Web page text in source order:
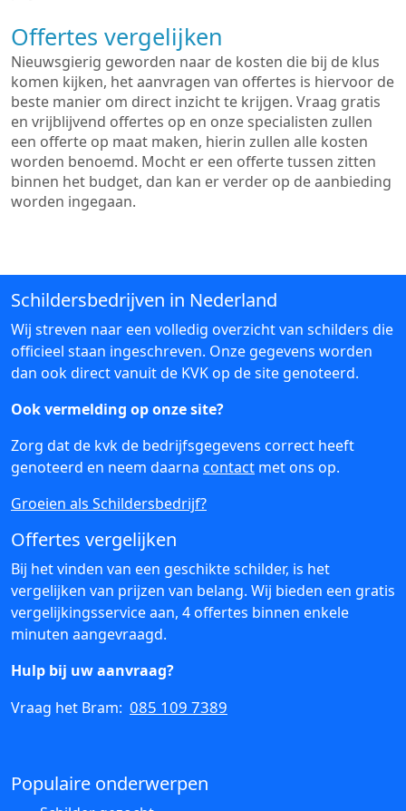
Offertes vergelijken
Nieuwsgierig geworden naar de kosten die bij de klus
komen kijken, het aanvragen van offertes is hiervoor de
beste manier om direct inzicht te krijgen. Vraag gratis
en vrijblijvend offertes op en onze specialisten zullen
een offerte op maat maken, hierin zullen alle kosten
worden benoemd. Mocht er een offerte tussen zitten
binnen het budget, dan kan er verder op de aanbieding
worden ingegaan.
Schildersbedrijven in Nederland
Wij streven naar een volledig overzicht van schilders die
officieel staan ingeschreven. Onze gegevens worden
dan ook direct vanuit de KVK op de site genoteerd.
Ook vermelding op onze site?
Zorg dat de kvk de bedrijfsgegevens correct heeft
genoteerd en neem daarna contact met ons op.
Groeien als Schildersbedrijf?
Offertes vergelijken
Bij het vinden van een geschikte schilder, is het
vergelijken van prijzen van belang. Wij bieden een gratis
vergelijkingsservice aan, 4 offertes binnen enkele
minuten aangevraagd.
Hulp bij uw aanvraag?
Vraag het Bram: 085 109 7389
Populaire onderwerpen